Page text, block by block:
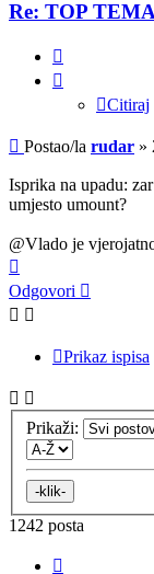
Re: TOP
Citiraj
Post
Postao/la rudar »
Isprika na upadu:
umjesto umount?
@Vlado je
Odgovori
Prikaz ispisa
Prikaži:
1242 posta